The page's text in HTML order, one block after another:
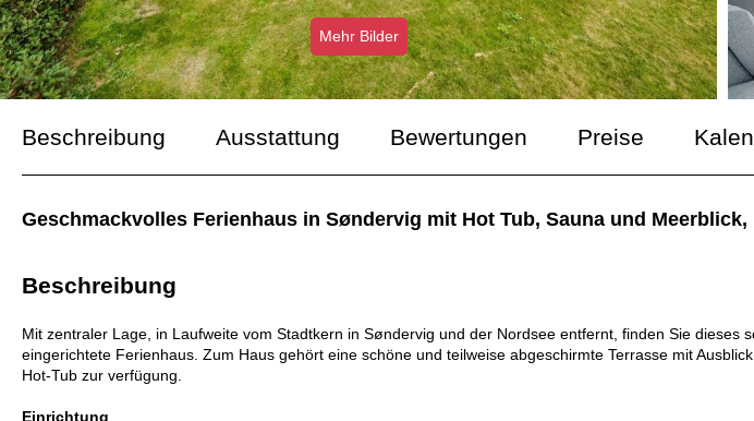
Mehr Bilder
Beschreibung Ausstattung Bewertungen Preise
Geschmackvolles Ferienhaus in Søndervig mit Hot Tub, Sauna und
Beschreibung
Mit zentraler Lage, in Laufweite vom Stadtkern in Søndervig und der Nordsee entfernt, finden Sie dieses
eingerichtete Ferienhaus. Zum Haus gehört eine schöne und teilweise abgeschirmte Terrasse mit
Hot-Tub zur verfügung.
Einrichtung